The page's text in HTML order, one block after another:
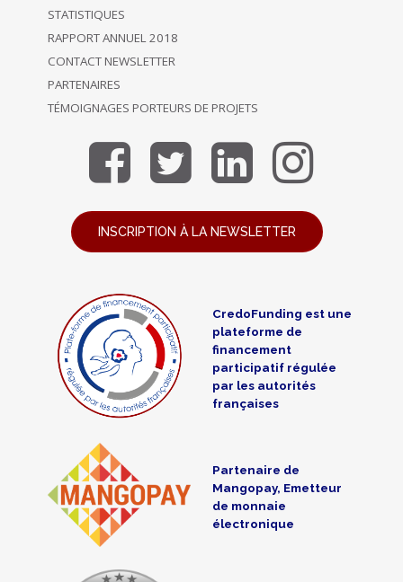
STATISTIQUES
RAPPORT ANNUEL 2018
CONTACT NEWSLETTER
PARTENAIRES
TÉMOIGNAGES PORTEURS DE PROJETS
INSCRIPTION À LA NEWSLETTER
CredoFunding est une
plateforme de
financement
participatif régulée
par les autorités
françaises
Partenaire de
Mangopay, Emetteur
de monnaie
électronique